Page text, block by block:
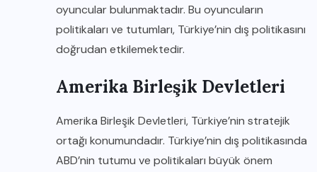
oyuncular bulunmaktadır. Bu oyuncuların
politikaları ve tutumları, Türkiye’nin dış politikasını
doğrudan etkilemektedir.
Amerika Birleşik Devletleri
Amerika Birleşik Devletleri, Türkiye’nin stratejik
ortağı konumundadır. Türkiye’nin dış politikasında
ABD’nin tutumu ve politikaları büyük önem